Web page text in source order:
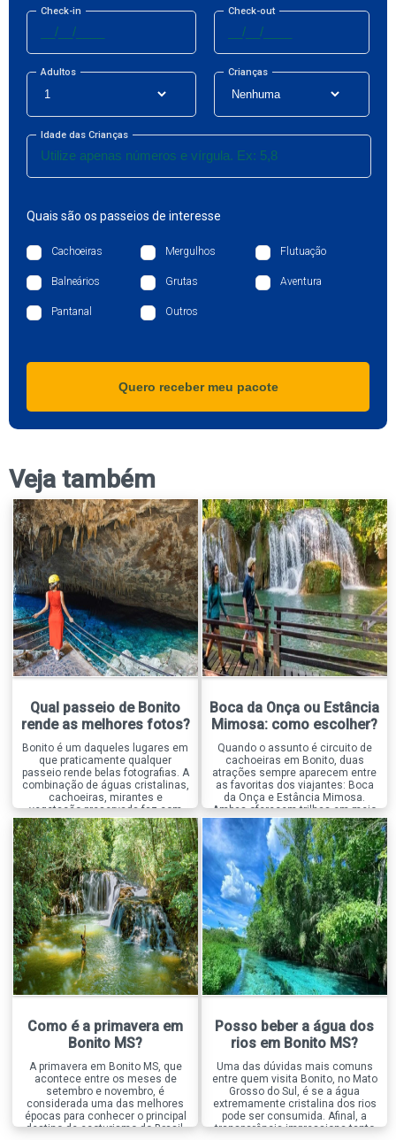
Check-in Check-out
Adultos Crianças
Idade das Crianças
Quais são os passeios de interesse
Cachoeiras Mergulhos Flutuação
Balneários Grutas Aventura
Pantanal Outros
Quero receber meu pacote
Veja também
Qual passeio de Bonito
rende as melhores fotos?
Bonito é um daqueles lugares em
que praticamente qualquer
passeio rende belas fotografias. A
combinação de águas cristalinas,
cachoeiras, mirantes e
vegetação preservada faz com
que o destino seja um verdadeiro
paraíso para quem gosta de
registrar a viagem. Mas, entre
tantas opções, existe um passeio
que se destaca quando o
assunto é fotografia, a […]
Boca da Onça ou Estância
Mimosa: como escolher?
Quando o assunto é circuito de
cachoeiras em Bonito, duas
atrações sempre aparecem entre
as favoritas dos viajantes: Boca
da Onça e Estância Mimosa.
Ambas oferecem trilhas em meio
à natureza, diversas cachoeiras
para banho e excelente
infraestrutura, mas proporcionam
experiências bastante diferentes.
Enquanto a Boca da Onça é
conhecida pela aventura, pelos
grandes desafios […]
Como é a primavera em
Bonito MS?
A primavera em Bonito MS, que
acontece entre os meses de
setembro e novembro, é
considerada uma das melhores
épocas para conhecer o principal
destino de ecoturismo do Brasil.
Posso beber a água dos
rios em Bonito MS?
Uma das dúvidas mais comuns
entre quem visita Bonito, no Mato
Grosso do Sul, é se a água
extremamente cristalina dos rios
pode ser consumida. Afinal, a
transparência impressiona tanto